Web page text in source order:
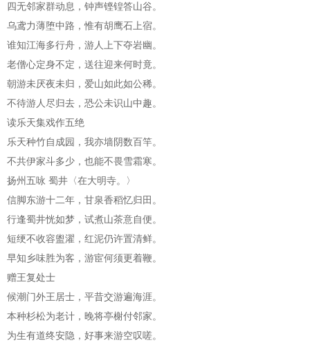
四无邻家群动息，钟声铿锽答山谷。
乌鸢力薄堕中路，惟有胡鹰石上宿。
谁知江海多行舟，游人上下夺岩幽。
老僧心定身不定，送往迎来何时竟。
朝游未厌夜未归，爱山如此如公稀。
不待游人尽归去，恐公未识山中趣。
读乐天集戏作五绝
乐天种竹自成园，我亦墙阴数百竿。
不共伊家斗多少，也能不畏雪霜寒。
扬州五咏 蜀井〈在大明寺。〉
信脚东游十二年，甘泉香稻忆归田。
行逢蜀井恍如梦，试煮山茶意自便。
短绠不收容盥濯，红泥仍许置清鲜。
早知乡味胜为客，游宦何须更着鞭。
赠王复处士
候潮门外王居士，平昔交游遍海涯。
本种杉松为老计，晚将亭榭付邻家。
为生有道终安隐，好事来游空叹嗟。